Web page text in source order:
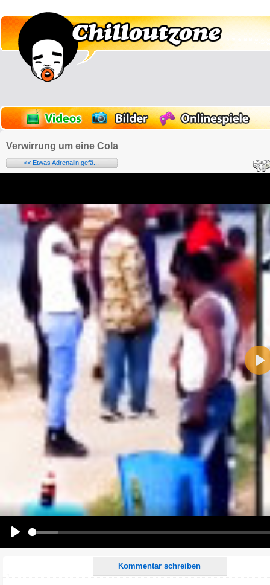
Verwirrung um eine Cola
<< Etwas Adrenalin gefä...
Kommentar schreiben
E-Mail-Adresse (optional):
Alle HTML-Tags außer <br>, <strike> und <i> werden aus Deinem Kommentar entfernt.
URLs werden automatisch umgewandelt. Bitte verwende "www." oder "http://" in URLs
Ich möchte eine E-Mail, wenn auf dieser Seite weitere Kommentare erscheinen.